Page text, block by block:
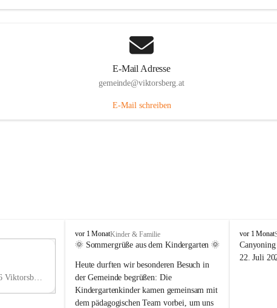
E-Mail Adresse
gemeinde@viktorsberg.at
E-Mail schreiben
VHauptstraße 36, 6836 Viktorsberg, AUT
V
i
t
o
r
s
vor 1 MonatKinder & Familie
🌞 Sommergrüße aus dem Kindergarten 🌞
Heute durften wir besonderen Besuch in
der Gemeinde begrüßen: Die
Kindergartenkinder kamen gemeinsam mit
dem pädagogischen Team vorbei, um uns
V
i
k
vor 1 Monat
22. Juli